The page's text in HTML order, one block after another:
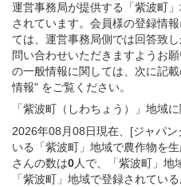
運営事務局が提供する「紫波町
されています。会員様の登録情
ては、運営事務局側では回答致
問い合わせいただきますようお
の一般情報に関しては、次に記
情報" をご覧ください。
「紫波町（しわちょう）」 地域
2026年08月08日現在、[ジャパ
いる「紫波町」地域で農作物を
さんの数は0人で、「紫波町」地
「紫波町」地域で登録されてい